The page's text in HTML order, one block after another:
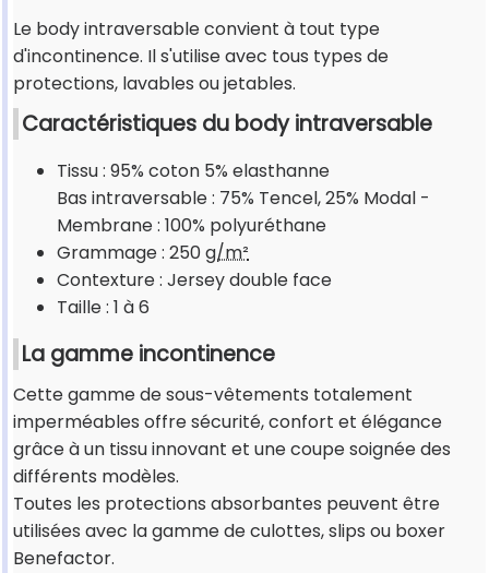
Le body intraversable convient à tout type
d'incontinence. Il s'utilise avec tous types de
protections, lavables ou jetables.
Caractéristiques du body intraversable
Tissu : 95% coton 5% elasthanne
Bas intraversable : 75% Tencel, 25% Modal -
Membrane : 100% polyuréthane
Grammage : 250g/m²
Contexture : Jersey double face
Taille : 1 à 6
La gamme incontinence
Cette gamme de sous-vêtements totalement
imperméables offre sécurité, confort et élégance
grâce à un tissu innovant et une coupe soignée des
différents modèles.
Toutes les protections absorbantes peuvent être
utilisées avec la gamme de culottes, slips ou boxer
Benefactor.